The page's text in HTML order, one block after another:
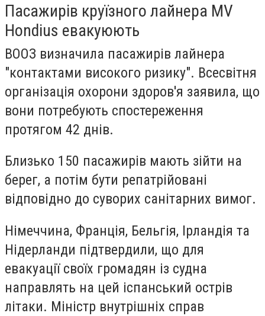
Пасажирів круїзного лайнера MV
Hondius евакуюють
ВООЗ визначила пасажирів лайнера
"контактами високого ризику". Всесвітня
організація охорони здоров'я заявила, що
вони потребують спостереження
протягом 42 днів.
Близько 150 пасажирів мають зійти на
берег, а потім бути репатрійовані
відповідно до суворих санітарних вимог.
Німеччина, Франція, Бельгія, Ірландія та
Нідерланди підтвердили, що для
евакуації своїх громадян із судна
направлять на цей іспанський острів
літаки. Міністр внутрішніх справ